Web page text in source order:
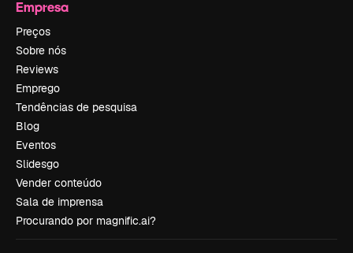
Empresa
Preços
Sobre nós
Reviews
Emprego
Tendências de pesquisa
Blog
Eventos
Slidesgo
Vender conteúdo
Sala de imprensa
Procurando por magnific.ai?